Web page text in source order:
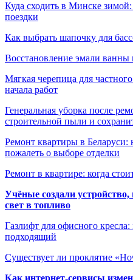
Куда сходить в Минске
поездки
Как выбрать шапочку для
Восстановление эмали
Мягкая черепица для
начала работ
Генеральная уборка после
строительной пыли и
Ремонт квартиры в Беларуси:
пожалеть о выборе отделки
Ремонт в квартире: когда
Учёные создали
свет в топливо
Газлифт для офисного
подходящий
Существует ли проклятие